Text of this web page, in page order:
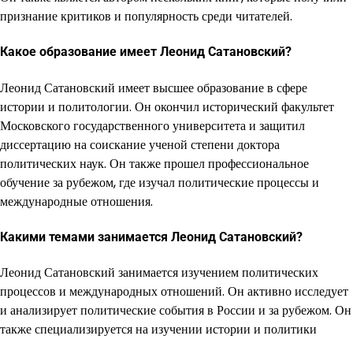
признание критиков и популярность среди читателей.
Какое образование имеет Леонид Сатановский?
Леонид Сатановский имеет высшее образование в сфере
истории и политологии. Он окончил исторический факультет
Московского государственного университета и защитил
диссертацию на соискание ученой степени доктора
политических наук. Он также прошел профессиональное
обучение за рубежом, где изучал политические процессы и
международные отношения.
Какими темами занимается Леонид Сатановский?
Леонид Сатановский занимается изучением политических
процессов и международных отношений. Он активно исследует
и анализирует политические события в России и за рубежом. Он
также специализируется на изучении истории и политики